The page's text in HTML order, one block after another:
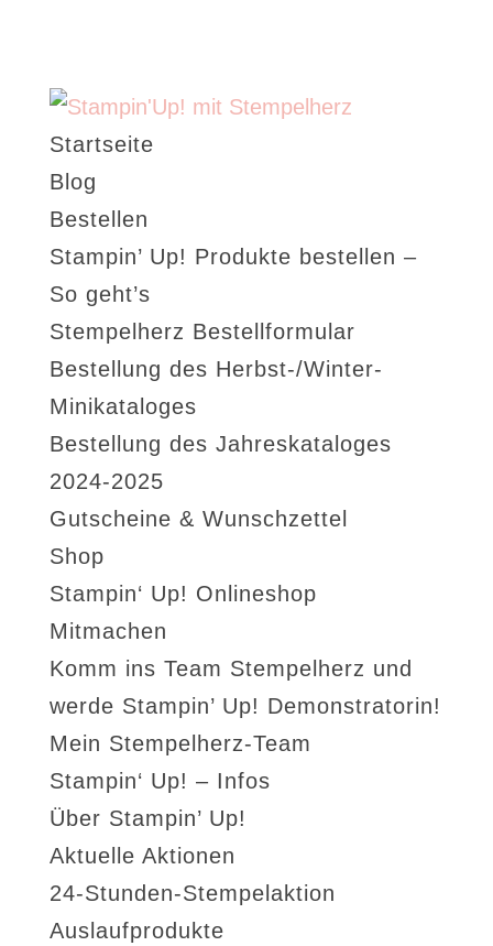
Startseite
Blog
Bestellen
Stampin’ Up! Produkte bestellen –
So geht’s
Stempelherz Bestellformular
Bestellung des Herbst-/Winter-
Minikataloges
Bestellung des Jahreskataloges
2024-2025
Gutscheine & Wunschzettel
Shop
Stampin‘ Up! Onlineshop
Mitmachen
Komm ins Team Stempelherz und
werde Stampin’ Up! Demonstratorin!
Mein Stempelherz-Team
Stampin‘ Up! – Infos
Über Stampin’ Up!
Aktuelle Aktionen
24-Stunden-Stempelaktion
Auslaufprodukte